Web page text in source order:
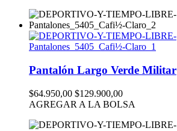
Pantalón Largo Verde Militar
$64.950,00 $129.900,00
AGREGAR A LA BOLSA